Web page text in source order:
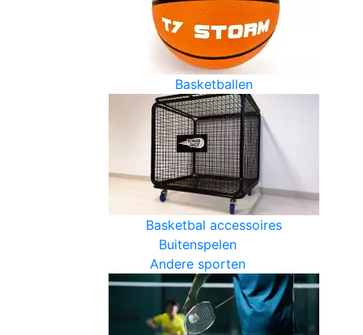
Basketballen
Basketbal accessoires
Buitenspelen
Andere sporten